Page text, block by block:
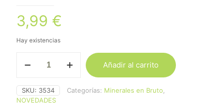
3,99 €
Hay existencias
del
del
Sahara
cantidad
Añadir al carrito
SKU: 3534 Categorías: Minerales en Bruto,
NOVEDADES